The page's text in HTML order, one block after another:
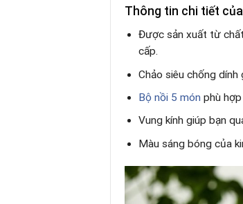
Thông tin chi tiết
Được sản xuất từ
cấp.
Chảo siêu chống
Bộ nồi 5 món phù
Vung kính giúp bạn
Màu sáng bóng của